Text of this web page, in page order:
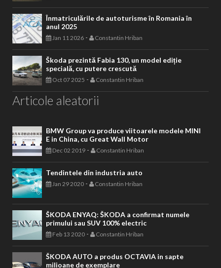
Înmatriculările de autoturisme în Romania în
anul 2025
Jan 11 2026 - Constantin Hriban
Škoda prezintă Fabia 130, un model ediție
specială, cu putere crescută
Oct 07 2025 - Constantin Hriban
Articole aleatorii
BMW Group va produce viitoarele modele MINI
E in China, cu Great Wall Motor
Dec 02 2019 - Constantin Hriban
Tendintele din industria auto
Jan 29 2020 - Constantin Hriban
ŠKODA ENYAQ: ŠKODA a confirmat numele
primului sau SUV 100% electric
Feb 13 2020 - Constantin Hriban
ŠKODA AUTO a produs OCTAVIA in sapte
milioane de exemplare